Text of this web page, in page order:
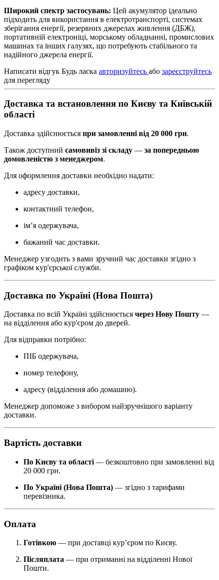
Широкий спектр застосувань: Цей акумулятор ідеально
підходить для використання в електротранспорті, системах
зберігання енергії, резервних джерелах живлення (ДБЖ),
портативній електроніці, морському обладнанні, промислових
машинах та інших галузях, що потребують стабільного та
надійного джерела енергії.
Написати відгук Будь ласка авторизуйтесь або зареєструйтесь
для перегляду
Доставка та встановлення по Києву та Київській
області
Доставка здійснюється при замовленні від 20 000 грн.
Також доступний самовивіз зі складу — за попередньою
домовленістю з менеджером.
Для оформлення доставки необхідно надати:
адресу доставки,
контактний телефон,
ім’я одержувача,
бажаний час доставки.
Менеджер узгодить з вами зручний час доставки згідно з
графіком кур'єрської служби.
Доставка по Україні (Нова Пошта)
Доставка по всій Україні здійснюється через Нову Пошту —
на відділення або кур'єром до дверей.
Для відправки потрібно:
ПІБ одержувача,
номер телефону,
адресу (відділення або домашню).
Менеджер допоможе з вибором найзручнішого варіанту
доставки.
Вартість доставки
По Києву та області — безкоштовно при замовленні від
20 000 грн.
По Україні (Нова Пошта) — згідно з тарифами
перевізника.
Оплата
Готівкою — при доставці кур’єром по Києву.
Післяплата — при отриманні на відділенні Нової
Пошти.